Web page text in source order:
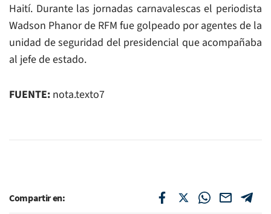
Haití. Durante las jornadas carnavalescas el periodista
Wadson Phanor de RFM fue golpeado por agentes de la
unidad de seguridad del presidencial que acompañaba
al jefe de estado.
FUENTE: nota.texto7
Compartir en: